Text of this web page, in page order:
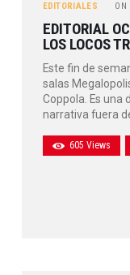
EDITORIALES ON
EDITORIAL
LOS LOCOS
Este fin de
salas
Coppola. Es una
narrativa fuera
605 Views